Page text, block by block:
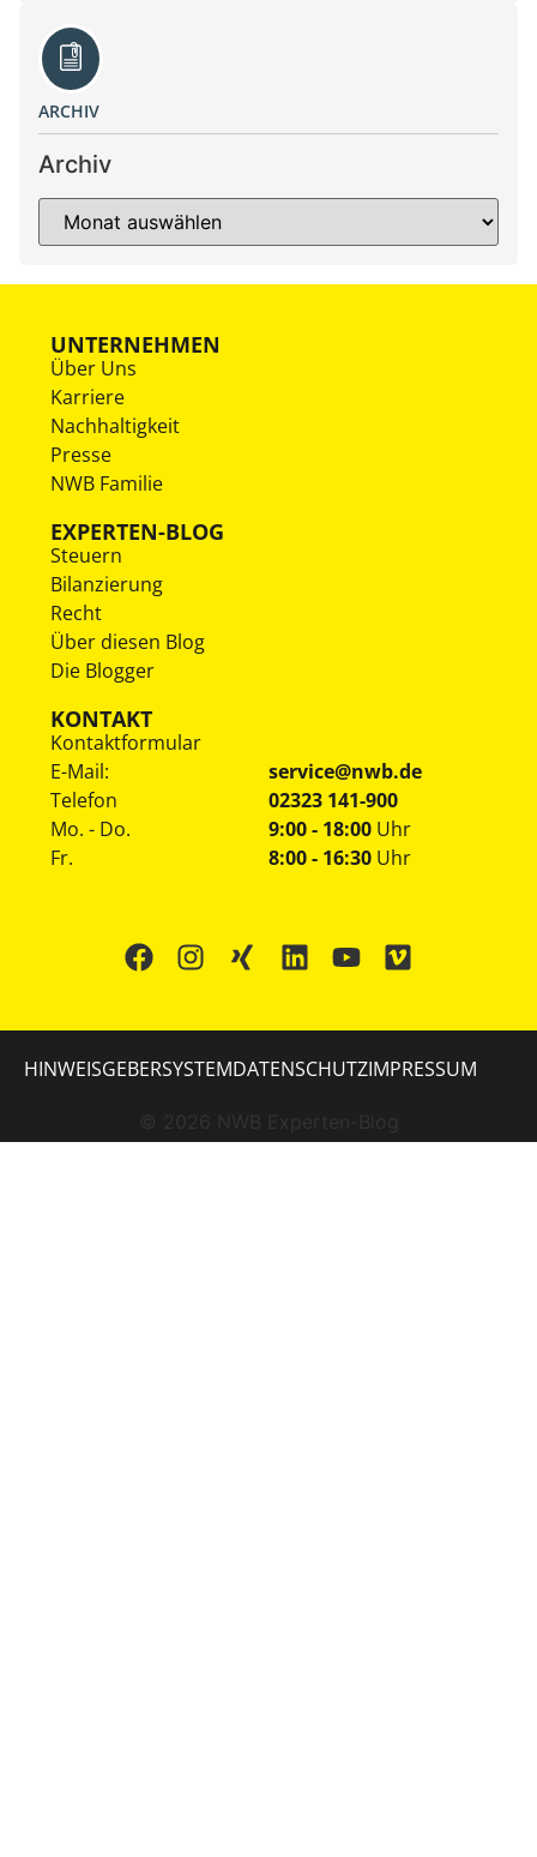
ARCHIV
Archiv
UNTERNEHMEN
Über Uns
Karriere
Nachhaltigkeit
Presse
NWB Familie
EXPERTEN-BLOG
Steuern
Bilanzierung
Recht
Über diesen Blog
Die Blogger
KONTAKT
Kontaktformular
E-Mail:
service@nwb.de
Telefon
02323 141-900
Mo. - Do.
Fr.
9:00 - 18:00 Uhr
8:00 - 16:30 Uhr
© 2026 NWB Experten-Blog
HINWEISGEBERSYSTEMDATENSCHUTZIMPRESSUM